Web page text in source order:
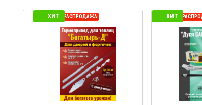
ХИТ
СЕЗОННАЯ РАСПРОДАЖА ХИТ
СЕЗОННАЯ